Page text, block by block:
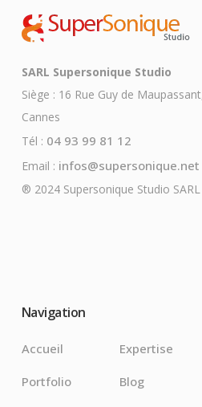
SARL Supersonique Studio
Siège : 16 Rue Guy de
Cannes
Tél : 04 93 99 81 12
Email : infos@supersonique.net
® 2024 Supersonique Studio SARL
Navigation
Accueil Expertise
Portfolio Blog